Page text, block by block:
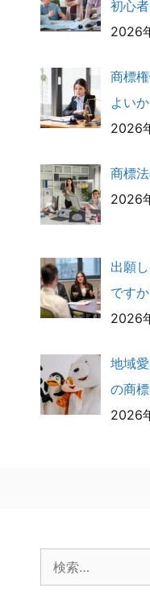
初心
2026
商標
よいか
2026
商標
2026
出願
ですか
2026
地域
の商
2026
索: